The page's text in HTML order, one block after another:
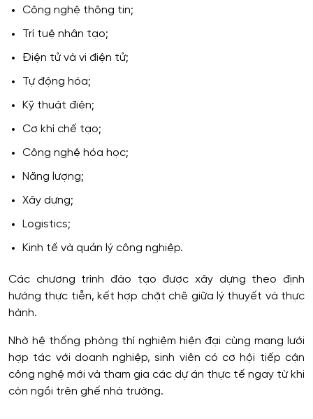
Công nghệ thông tin;
Trí tuệ nhân tạo;
Điện tử và vi điện tử;
Tự động hóa;
Kỹ thuật điện;
Cơ khí chế tạo;
Công nghệ hóa học;
Năng lượng;
Xây dựng;
Logistics;
Kinh tế và quản lý công nghiệp.
Các chương trình đào tạo được xây dựng theo định
hướng thực tiễn, kết hợp chặt chẽ giữa lý thuyết và thực
hành.
Nhờ hệ thống phòng thí nghiệm hiện đại cùng mạng lưới
hợp tác với doanh nghiệp, sinh viên có cơ hội tiếp cận
công nghệ mới và tham gia các dự án thực tế ngay từ khi
còn ngồi trên ghế nhà trường.